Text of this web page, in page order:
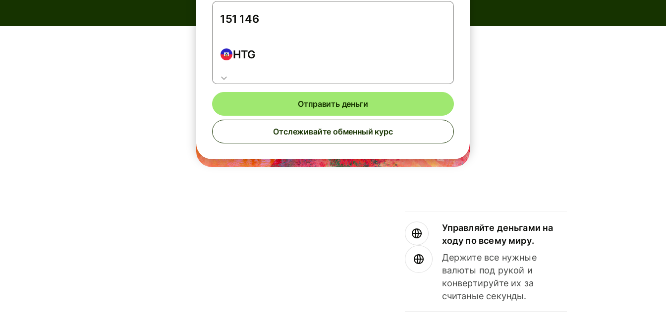
HTG
Отправить деньги
Отслеживайте обменный курс
Управляйте деньгами на
ходу по всему миру.
Держите все нужные
валюты под рукой и
конвертируйте их за
считаные секунды.